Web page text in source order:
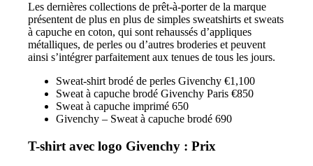
Les dernières collections de prêt-à-porter de la marque
présentent de plus en plus de simples sweatshirts et sweats
à capuche en coton, qui sont rehaussés d’appliques
métalliques, de perles ou d’autres broderies et peuvent
ainsi s’intégrer parfaitement aux tenues de tous les jours.
Sweat-shirt brodé de perles Givenchy €1,100
Sweat à capuche brodé Givenchy Paris €850
Sweat à capuche imprimé 650
Givenchy – Sweat à capuche brodé 690
T-shirt avec logo Givenchy : Prix